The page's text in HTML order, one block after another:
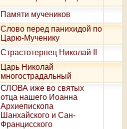
Памяти мучеников
Слово перед панихидой по
Царю-Мученику
Страстотерпец Николай II
Царь Николай
многострадальный
СЛОВА иже во святых
отца нашего Иоанна
Архиепископа
Шанхайского и Сан-
Францисского